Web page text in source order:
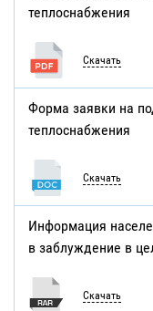
теплоснабжения
Скачать
Форма заявки на
теплоснабжения
Скачать
Информация
в заблуждение в
Скачать